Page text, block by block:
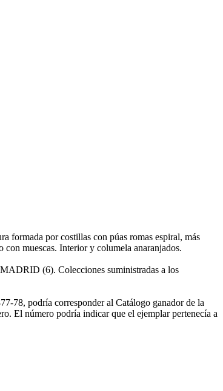
formada por costillas con púas romas espiral, más
muescas. Interior y columela anaranjados.
(6). Colecciones suministradas a los
78, podría corresponder al Catálogo ganador de la
El número podría indicar que el ejemplar pertenecía a